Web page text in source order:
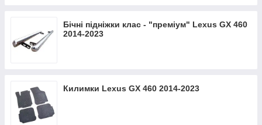
Бічні підніжки клас - "преміум" Lexus GX 460
2014-2023
Килимки Lexus GX 460 2014-2023